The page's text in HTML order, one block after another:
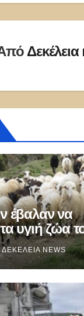
έβαλαν να
υγιή ζώα
την
ΔΕΚΈΛΕΙΑ NEWS